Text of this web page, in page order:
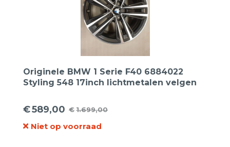
Originele BMW 1 Serie F40 6884022
Styling 548 17inch lichtmetalen velgen
€1.699,00
Oorspronkelijke
prijs
€589,00
Huidige
prijs
Niet op voorraad